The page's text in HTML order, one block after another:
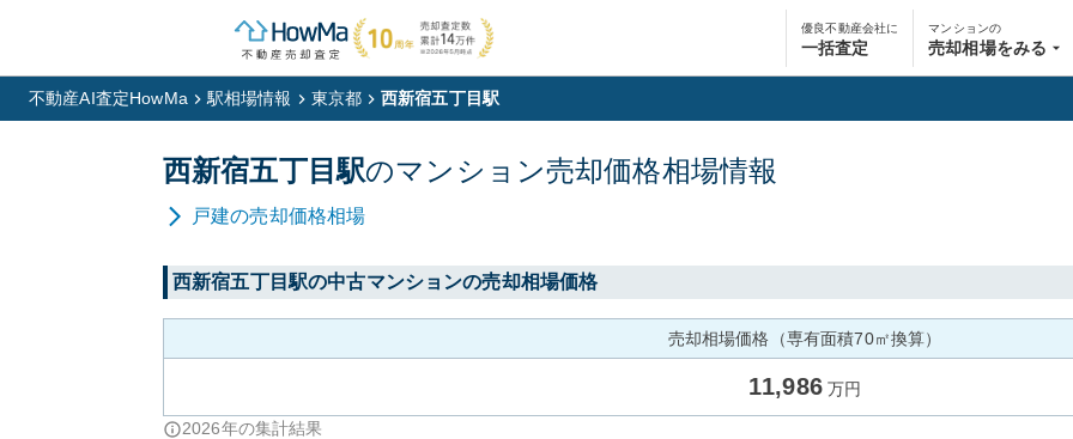
優良不動産会社に
一括査定
マンションの
売却相場をみる
不動産AI査定HowMa 駅相場情報 東京都 西新宿五丁目駅
西新宿五丁目駅のマンション売却価格相場情報
戸建の売却価格相場
西新宿五丁目駅の中古マンションの売却相場価格
売却相場価格（専有面積70㎡換算）
11,986 万円
2026年の集計結果